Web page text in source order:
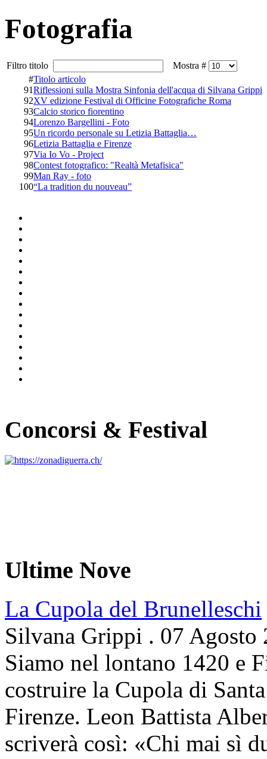
Fotografia
Filtro titolo
Mostra #
#Titolo articolo
91Riflessioni sulla Mostra Sinfonia dell'acqua di Silvana Grippi
92XV edizione Festival di Officine Fotografiche Roma
93Calcio storico fiorentino
94Lorenzo Bargellini - Foto
95Un ricordo personale su Letizia Battaglia…
96Letizia Battaglia e Firenze
97Via Io Vo - Project
98Contest fotografico: "Realtà Metafisica"
99Man Ray - foto
100“La tradition du nouveau”
Concorsi & Festival
Ultime Nove
La Cupola del Brunelleschi
Silvana Grippi . 07 Agosto
Siamo nel lontano 1420 e
costruire la Cupola di
Firenze. Leon Battista
scriverà così: «Chi mai sì